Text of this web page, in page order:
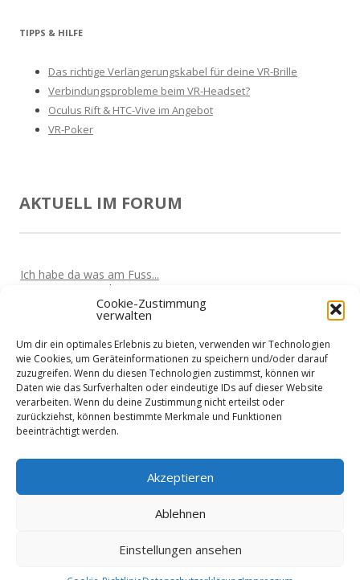
Cookie-Zustimmung
verwalten
Um dir ein optimales Erlebnis zu bieten, verwenden wir Technologien
wie Cookies, um Geräteinformationen zu speichern und/oder darauf
zuzugreifen. Wenn du diesen Technologien zustimmst, können wir
Daten wie das Surfverhalten oder eindeutige IDs auf dieser Website
verarbeiten. Wenn du deine Zustimmung nicht erteilst oder
zurückziehst, können bestimmte Merkmale und Funktionen
beeinträchtigt werden.
Akzeptieren
Ablehnen
Einstellungen ansehen
TIPPS & HILFE
Das richtige Verlängerungskabel für deine VR-Brille
Verbindungsprobleme beim VR-Headset?
Oculus Rift & HTC-Vive im Angebot
VR-Poker
AKTUELL IM FORUM
Ich habe da was am Fuss...
Vor 5 Jahren
Oculus Quest wird den Markt überrollen
Kabellose VR-Gaming mit einem Clould-Gaming Dienst?
VonNikVor 5 Jahren
Wieder nicht in den Urlaub fliegen?
VonMartin Vor 5 Jahren
Home-Office treibt Stromkosten